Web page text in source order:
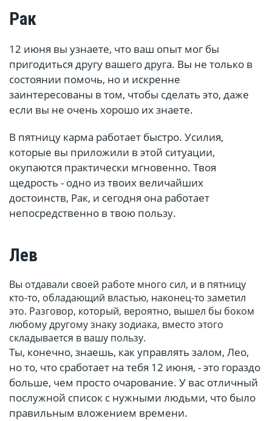
Рак
12 июня вы узнаете, что ваш опыт мог бы
пригодиться другу вашего друга. Вы не только в
состоянии помочь, но и искренне
заинтересованы в том, чтобы сделать это, даже
если вы не очень хорошо их знаете.
В пятницу карма работает быстро. Усилия,
которые вы приложили в этой ситуации,
окупаются практически мгновенно. Твоя
щедрость - одно из твоих величайших
достоинств, Рак, и сегодня она работает
непосредственно в твою пользу.
Лев
Вы отдавали своей работе много сил, и в пятницу
кто-то, обладающий властью, наконец-то заметил
это. Разговор, который, вероятно, вышел бы боком
любому другому знаку зодиака, вместо этого
складывается в вашу пользу.
Ты, конечно, знаешь, как управлять залом, Лео,
но то, что сработает на тебя 12 июня, - это гораздо
больше, чем просто очарование. У вас отличный
послужной список с нужными людьми, что было
правильным вложением времени.